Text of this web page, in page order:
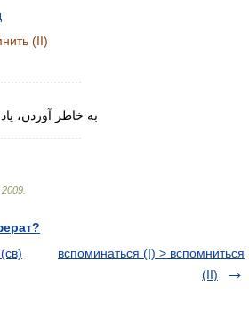
(II)
به خاطر آوردن،
2009
вспоминаться (I) > вспомниться
(II)